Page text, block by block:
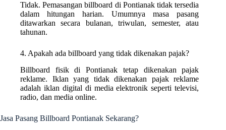
Tidak. Pemasangan billboard di Pontianak tidak tersedia
dalam hitungan harian. Umumnya masa pasang
ditawarkan secara bulanan, triwulan, semester, atau
tahunan.
4. Apakah ada billboard yang tidak dikenakan pajak?
Billboard fisik di Pontianak tetap dikenakan pajak
reklame. Iklan yang tidak dikenakan pajak reklame
adalah iklan digital di media elektronik seperti televisi,
radio, dan media online.
Jasa Pasang Billboard Pontianak Sekarang?